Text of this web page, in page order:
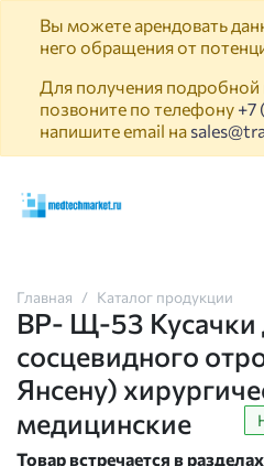
Вы можете арендовать
него обращения от
Для получения
позвоните по телефону +7
напишите email на
Главная Каталог продукции
ВР- Щ-53 Кусачки
сосцевидного
Янсену)
медицинские
Товар встречается в